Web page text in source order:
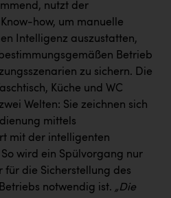
nutzt der
how, um manuelle
Intelligenz auszustatten,
Betrieb
zu sichern. Die
Küche und WC
Welten: Sie zeichnen sich
mittels
mit der intelligenten
wird ein Spülvorgang nur
für die Sicherstellung des
notwendig ist. „Die